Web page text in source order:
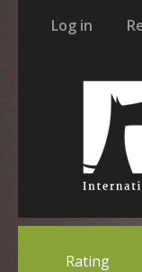
Log in
Rating